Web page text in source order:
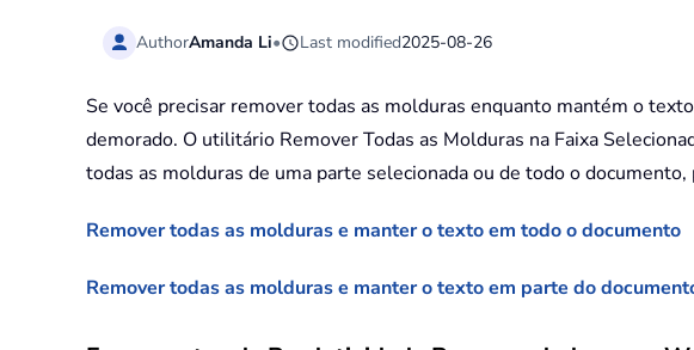
AuthorAmanda Li• Last modified2025-08-26
Se você precisar remover todas as molduras enquanto mantém o
demorado. O utilitário Remover Todas as Molduras na Faixa
todas as molduras de uma parte selecionada ou de todo o
Remover todas as molduras e manter o texto em todo o documento
Remover todas as molduras e manter o texto em parte do